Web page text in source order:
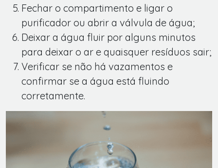
Fechar o compartimento e ligar o
purificador ou abrir a válvula de água;
Deixar a água fluir por alguns minutos
para deixar o ar e quaisquer resíduos sair;
Verificar se não há vazamentos e
confirmar se a água está fluindo
corretamente.